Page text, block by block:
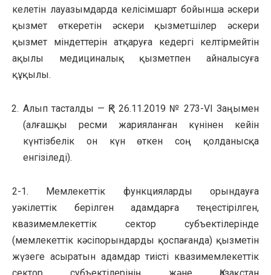
келетін лауазымдарда келісімшарт бойынша әскери
қызмет өткеретін әскери қызметшілер әскери
қызмет міндеттерін атқаруға кедергі келтірмейтін
ақылы медициналық қызметпен айналысуға
құқылы.
Алып тасталды — ҚР 26.11.2019 № 273-VI Заңымен
(алғашқы ресми жарияланған күнінен кейін
күнтізбелік он күн өткен соң қолданысқа
енгізіледі).
2-1. Мемлекеттік функцияларды орындауға
уәкілеттік берілген адамдарға теңестірілген,
квазимемлекеттік сектор субъектілерінде
(мемлекеттік кәсіпорындарды қоспағанда) қызметін
жүзеге асыратын адамдар тиісті квазимемлекеттік